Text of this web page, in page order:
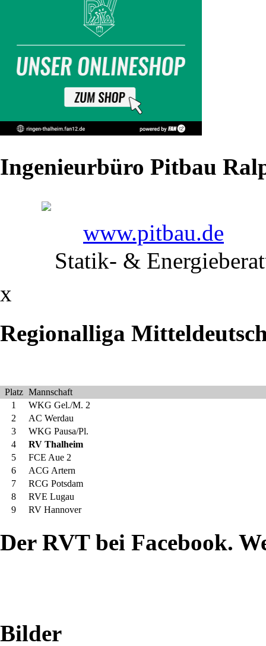
Ingenieurbüro Pitbau
www.pitbau.de
Statik- &
x
Regionalliga
Platz Mannschaft
1
WKG Gel./M. 2
2
AC Werdau
3
WKG Pausa/Pl.
4
RV Thalheim
5
FCE Aue 2
6
ACG Artern
7
RCG Potsdam
8
RVE Lugau
9
RV Hannover
Der RVT bei Facebook.
Bilder
Derby-
Kracher
Spitzenkampf
stehen
im
Sportlerheim
Das
Heim-
binnen
14
Tagen
steht
für
Fans
der